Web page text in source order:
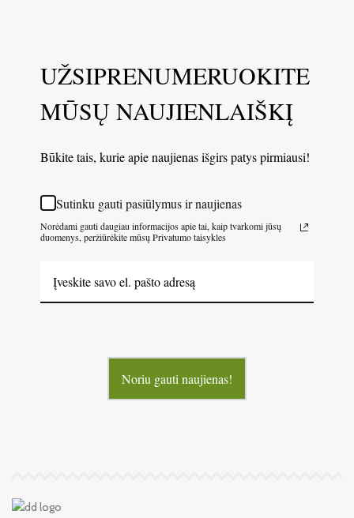
UŽSIPRENUMERUOKITE
MŪSŲ NAUJIENLAIŠKĮ
Būkite tais, kurie apie naujienas išgirs patys pirmiausi!
Sutinku gauti pasiūlymus ir naujienas
Norėdami gauti daugiau informacijos apie tai, kaip tvarkomi jūsų
duomenys, peržiūrėkite mūsų Privatumo taisykles
Noriu gauti naujienas!